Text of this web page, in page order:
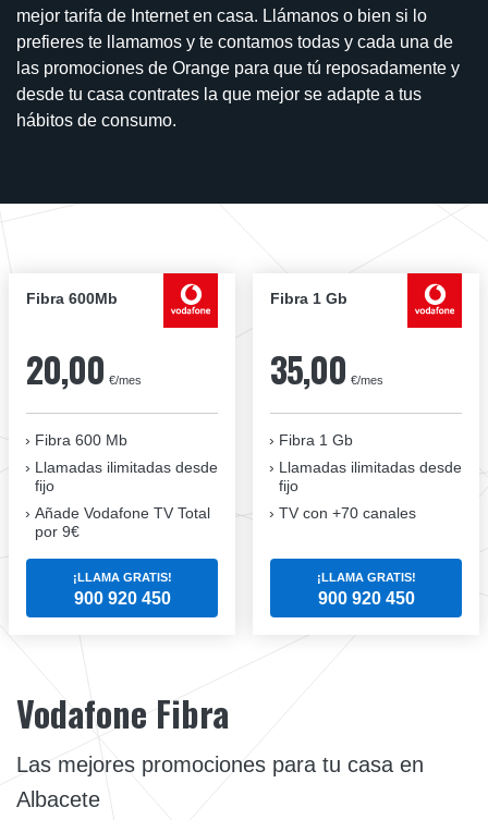
mejor tarifa de Internet en casa. Llámanos o bien si lo
prefieres te llamamos y te contamos todas y cada una de
las promociones de Orange para que tú reposadamente y
desde tu casa contrates la que mejor se adapte a tus
hábitos de consumo.
Fibra 600Mb
20,00 €/mes
Fibra 600 Mb
Llamadas ilimitadas desde
fijo
Añade Vodafone TV Total
por 9€
¡LLAMA GRATIS!
900 920 450
Fibra 1 Gb
35,00 €/mes
Fibra 1 Gb
Llamadas ilimitadas desde
fijo
TV con +70 canales
¡LLAMA GRATIS!
900 920 450
Vodafone Fibra
Las mejores promociones para tu casa en
Albacete